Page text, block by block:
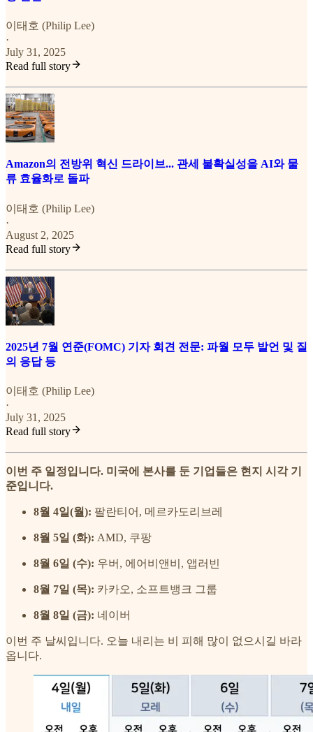
이태호 (Philip Lee)
·
July 31, 2025
Read full story
Amazon의 전방위 혁신 드라이브... 관세 불확실성을 AI와 물
류 효율화로 돌파
이태호 (Philip Lee)
·
August 2, 2025
Read full story
2025년 7월 연준(FOMC) 기자 회견 전문: 파월 모두 발언 및 질
의 응답 등
이태호 (Philip Lee)
·
July 31, 2025
Read full story
이번 주 일정입니다. 미국에 본사를 둔 기업들은 현지 시각 기
준입니다.
8월 4일(월): 팔란티어, 메르카도리브레
8월 5일 (화): AMD, 쿠팡
8월 6일 (수): 우버, 에어비앤비, 앱러빈
8월 7일 (목): 카카오, 소프트뱅크 그룹
8월 8일 (금): 네이버
이번 주 날씨입니다. 오늘 내리는 비 피해 많이 없으시길 바라
옵니다.